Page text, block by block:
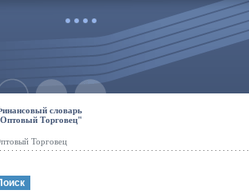
словарь
Торговец"
Торговец